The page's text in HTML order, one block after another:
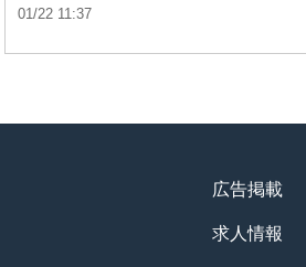
01/22 11:37
広告掲載
求人情報